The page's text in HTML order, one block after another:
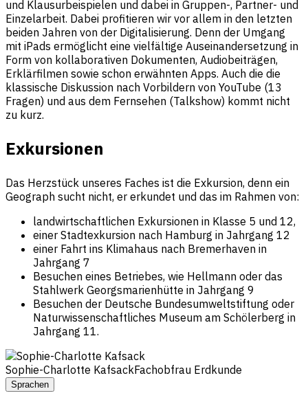
und Klausurbeispielen und dabei in Gruppen-, Partner- und
Einzelarbeit. Dabei profitieren wir vor allem in den letzten
beiden Jahren von der Digitalisierung. Denn der Umgang
mit iPads ermöglicht eine vielfältige Auseinandersetzung in
Form von kollaborativen Dokumenten, Audiobeiträgen,
Erklärfilmen sowie schon erwähnten Apps. Auch die die
klassische Diskussion nach Vorbildern von YouTube (13
Fragen) und aus dem Fernsehen (Talkshow) kommt nicht
zu kurz.
Exkursionen
Das Herzstück unseres Faches ist die Exkursion, denn ein
Geograph sucht nicht, er erkundet und das im Rahmen von:
landwirtschaftlichen Exkursionen in Klasse 5 und 12,
einer Stadtexkursion nach Hamburg in Jahrgang 12
einer Fahrt ins Klimahaus nach Bremerhaven in
Jahrgang 7
Besuchen eines Betriebes, wie Hellmann oder das
Stahlwerk Georgsmarienhütte in Jahrgang 9
Besuchen der Deutsche Bundesumweltstiftung oder
Naturwissenschaftliches Museum am Schölerberg in
Jahrgang 11.
Sophie-Charlotte KafsackFachobfrau Erdkunde
Sprachen